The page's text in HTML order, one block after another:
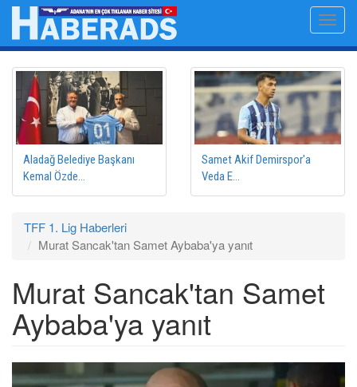
Ana
içeriğe
atla
Aladağ Belediye Başkanı
Kemal Özde...
Samet Akif Demirspor'a
Veda E...
TFF 1. Lig Haberleri
Murat Sancak'tan Samet Aybaba'ya yanıt
Murat Sancak'tan Samet
Aybaba'ya yanıt